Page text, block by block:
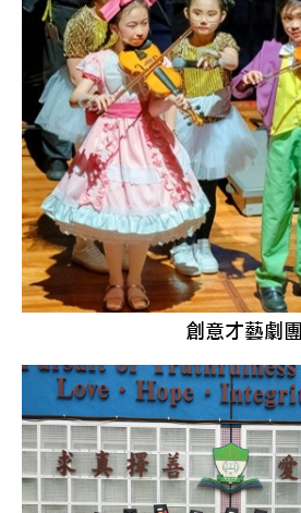
創意才藝劇團